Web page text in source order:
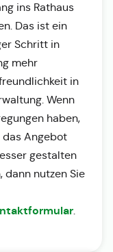
ins Rathaus
Das ist ein
Schritt in
mehr
in
Wenn
haben,
das Angebot
gestalten
dann nutzen Sie
.